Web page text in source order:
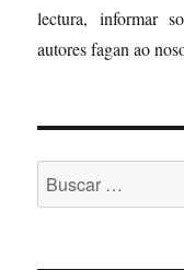
lectura, informar
autores fagan ao
Buscar: